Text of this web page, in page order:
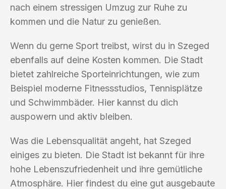
nach einem stressigen Umzug zur Ruhe zu
kommen und die Natur zu genießen.
Wenn du gerne Sport treibst, wirst du in Szeged
ebenfalls auf deine Kosten kommen. Die Stadt
bietet zahlreiche Sporteinrichtungen, wie zum
Beispiel moderne Fitnessstudios, Tennisplätze
und Schwimmbäder. Hier kannst du dich
auspowern und aktiv bleiben.
Was die Lebensqualität angeht, hat Szeged
einiges zu bieten. Die Stadt ist bekannt für ihre
hohe Lebenszufriedenheit und ihre gemütliche
Atmosphäre. Hier findest du eine gut ausgebaute